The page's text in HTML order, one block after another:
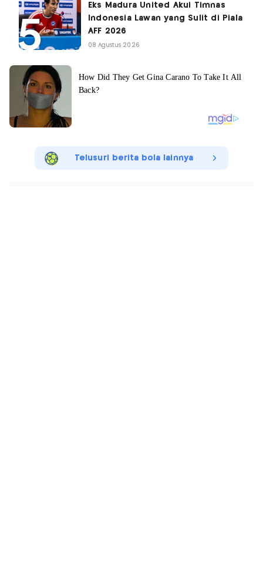
Eks Madura United Akui Timnas
Indonesia Lawan yang Sulit di Piala
AFF 2026
08 Agustus 2026
Telusuri berita bola lainnya